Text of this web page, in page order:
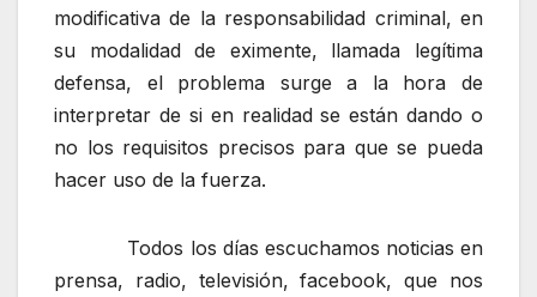
modificativa de la responsabilidad criminal, en
su modalidad de eximente, llamada legítima
defensa, el problema surge a la hora de
interpretar de si en realidad se están dando o
no los requisitos precisos para que se pueda
hacer uso de la fuerza.
Todos los días escuchamos noticias en
prensa, radio, televisión, facebook, que nos